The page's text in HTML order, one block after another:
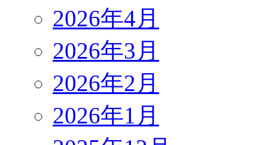
2026年4月
2026年3月
2026年2月
2026年1月